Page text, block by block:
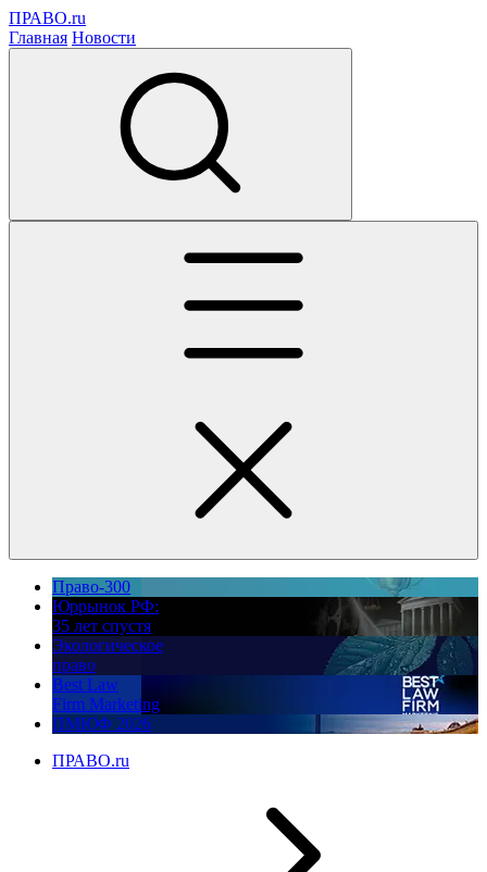
ПРАВО.ru
Главная Новости
Право-300
Юррынок РФ:
35 лет спустя
Экологическое
право
Best Law
Firm Marketing
ПМЮФ 2026
ПРАВО.ru